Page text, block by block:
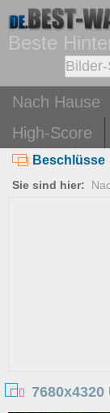
Beste
Nach Hause
High-Score
Beschlüsse
Sie sind hier: